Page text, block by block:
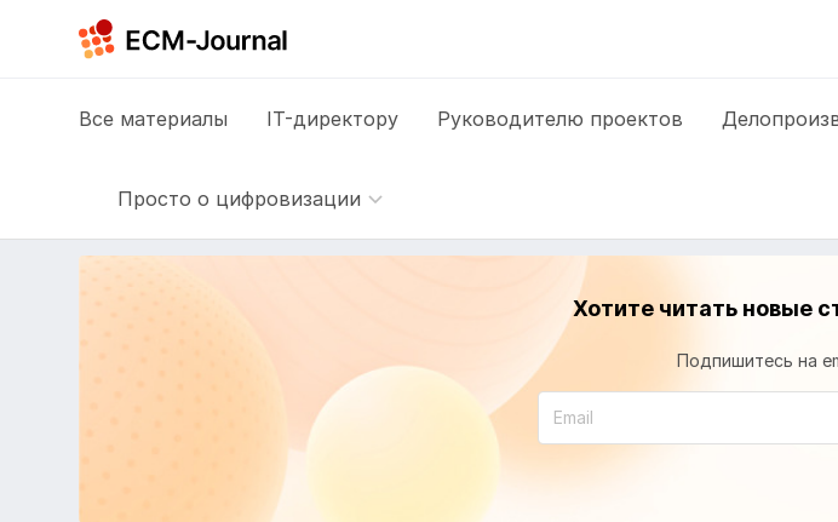
Все материалы IT-директору Руководителю проектов
Просто о цифровизации
Хотите читать новые
Подпишитесь на